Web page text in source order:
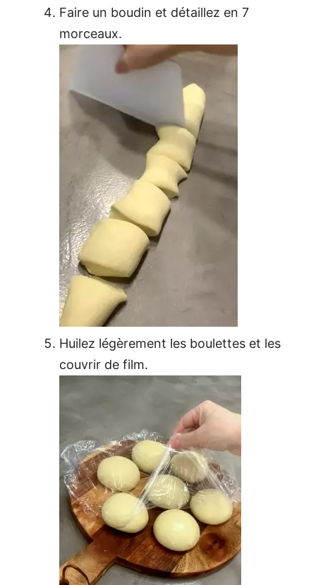
Faire un boudin et détaillez en 7
morceaux.
Huilez légèrement les boulettes et les
couvrir de film.